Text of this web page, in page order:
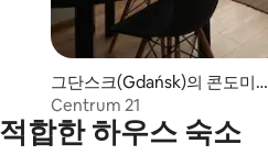
그단스크(Gdańsk)의 콘도미니
엄
Centrum 21
합한 하우스 숙소